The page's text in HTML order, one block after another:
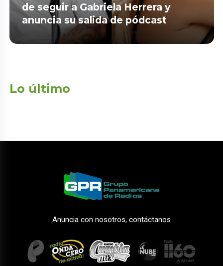
de seguir a Gabriela Herrera y
anuncia su salida de pódcast
Lo último
Anuncia con nosotros, contáctanos